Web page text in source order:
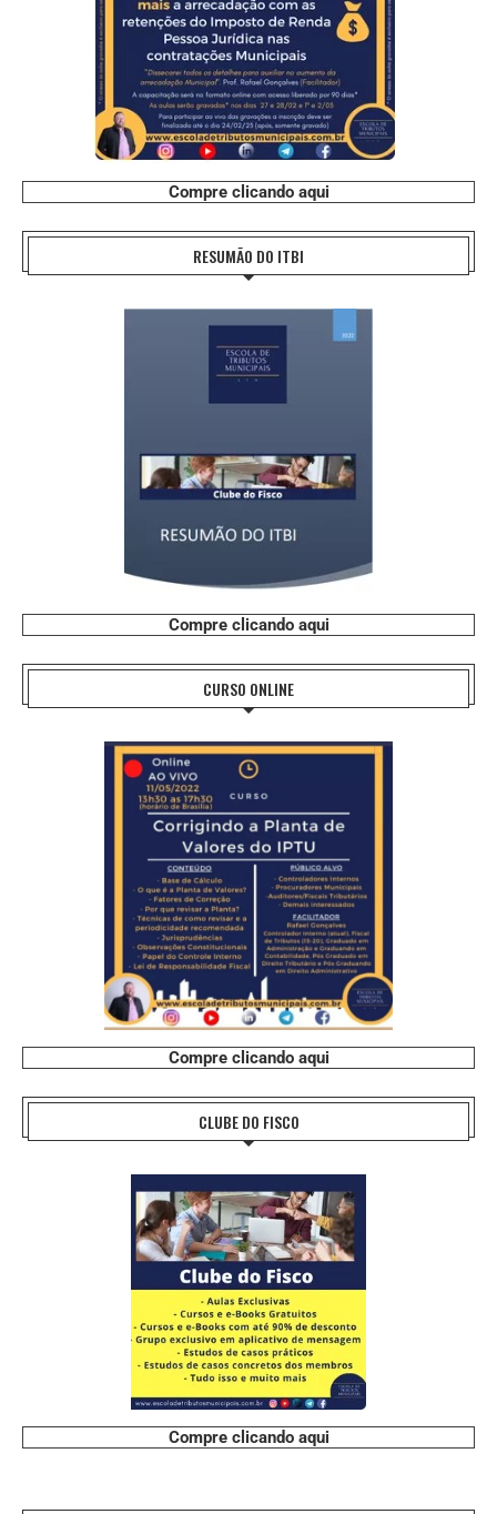
Compre clicando aqui
RESUMÃO DO ITBI
Compre clicando aqui
CURSO ONLINE
Compre clicando aqui
CLUBE DO FISCO
Compre clicando aqui